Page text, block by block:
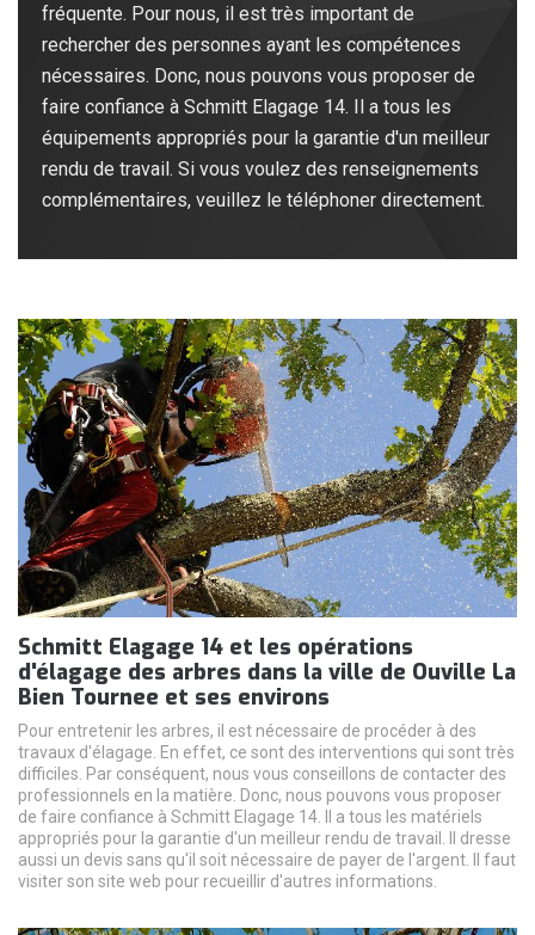
fréquente. Pour nous, il est très important de
rechercher des personnes ayant les compétences
nécessaires. Donc, nous pouvons vous proposer de
faire confiance à Schmitt Elagage 14. Il a tous les
équipements appropriés pour la garantie d'un meilleur
rendu de travail. Si vous voulez des renseignements
complémentaires, veuillez le téléphoner directement.
Schmitt Elagage 14 et les opérations
d'élagage des arbres dans la ville de Ouville La
Bien Tournee et ses environs
Pour entretenir les arbres, il est nécessaire de procéder à des
travaux d'élagage. En effet, ce sont des interventions qui sont très
difficiles. Par conséquent, nous vous conseillons de contacter des
professionnels en la matière. Donc, nous pouvons vous proposer
de faire confiance à Schmitt Elagage 14. Il a tous les matériels
appropriés pour la garantie d'un meilleur rendu de travail. Il dresse
aussi un devis sans qu'il soit nécessaire de payer de l'argent. Il faut
visiter son site web pour recueillir d'autres informations.